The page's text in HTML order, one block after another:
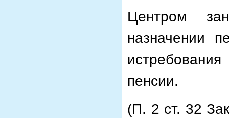
Центром
назначении
пенсии.
(П. 2 ст. 32